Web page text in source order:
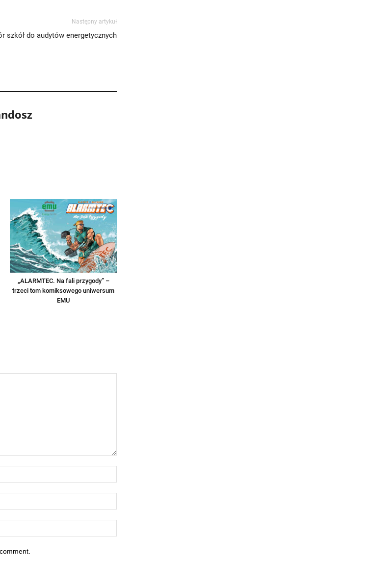
Następny artykuł
szkół do audytów energetycznych
„ALARMTEC. Na fali przygody” –
trzeci tom komiksowego uniwersum
EMU